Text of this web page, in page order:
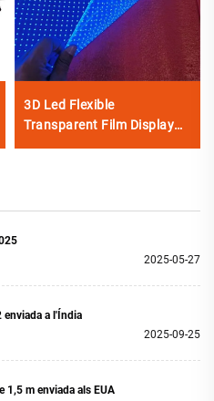
3D Led Flexible
Transparent Film Display
2025-05-27
enviada a l'Índia
2025-09-25
1,5 m enviada als EUA